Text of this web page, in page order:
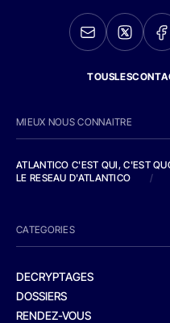
MIEUX NOUS CONNAITRE
ATLANTICO C'EST QUI, C'EST
LE RESEAU D'ATLANTICO
/
CATEGORIES
DECRYPTAGES
DOSSIERS
RENDEZ-VOUS